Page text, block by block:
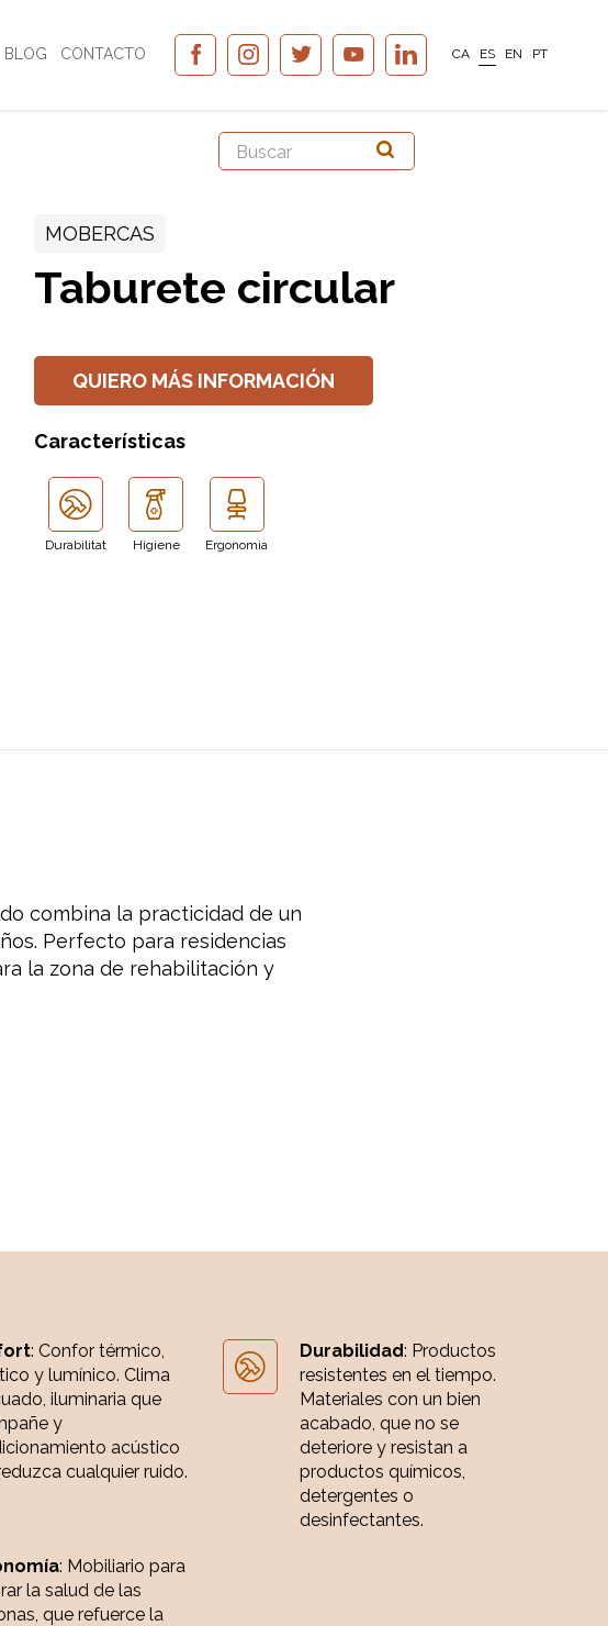
BLOG CONTACTO CA ES EN PT
MOBERCAS
Taburete circular
QUIERO MÁS INFORMACIÓN
Características
Durabilitat Higiene Ergonomia
combina la practicidad de un
Perfecto para residencias
la zona de rehabilitación y
: Confor térmico,
y lumínico. Clima
iluminaria que
y
acústico
cualquier ruido.
Durabilidad: Productos
resistentes en el tiempo.
Materiales con un bien
acabado, que no se
deteriore y resistan a
productos químicos,
detergentes o
desinfectantes.
: Mobiliario para
la salud de las
que refuerce la